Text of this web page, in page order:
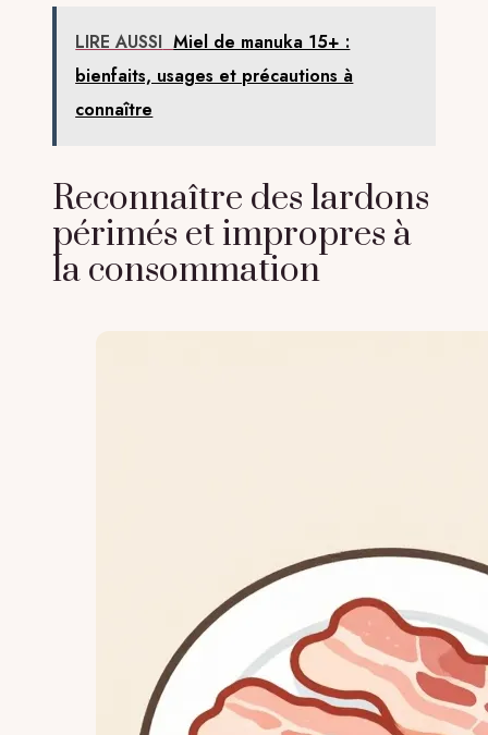
LIRE AUSSI Miel de manuka 15+ :
bienfaits, usages et précautions à
connaître
Reconnaître des lardons
périmés et impropres à
la consommation